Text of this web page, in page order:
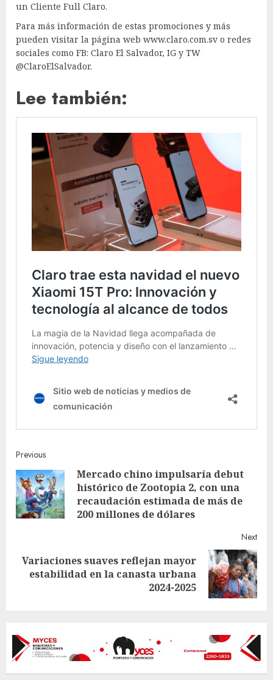
un Cliente Full Claro.
Para más información de estas promociones y más
pueden visitar la página web www.claro.com.sv o redes
sociales como FB: Claro El Salvador, IG y TW
@ClaroElSalvador.
Lee también:
Continue
Reading
Previous
Mercado chino impulsaría debut
histórico de Zootopia 2, con una
recaudación estimada de más de
200 millones de dólares
Next
Next
Variaciones suaves reflejan mayor
estabilidad en la canasta urbana
2024-2025